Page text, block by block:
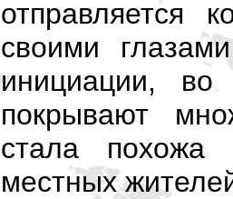
отправляется
своими
инициации,
покрывают
стала
местных